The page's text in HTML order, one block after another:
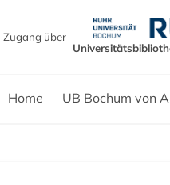
Zugang über
Home UB Bochum von